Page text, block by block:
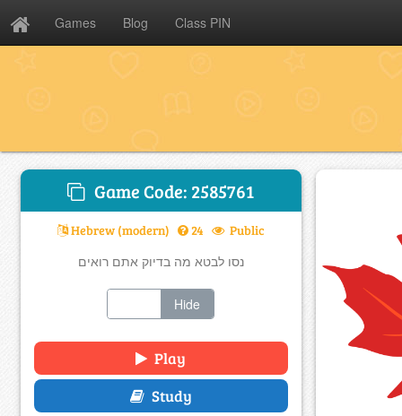
Games Blog Class PIN
Game Code: 2585761
Hebrew (modern) 24 Public
נסו לבטא מה בדיוק אתם רואים
Hide
Play
Study